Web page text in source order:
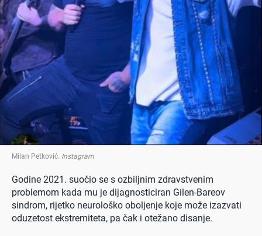
Milan Petković Instagram
Godine 2021. suočio se s ozbiljnim zdravstvenim
problemom kada mu je dijagnosticiran Gilen-Bareov
sindrom, rijetko neurološko oboljenje koje može izazvati
oduzetost ekstremiteta, pa čak i otežano disanje.